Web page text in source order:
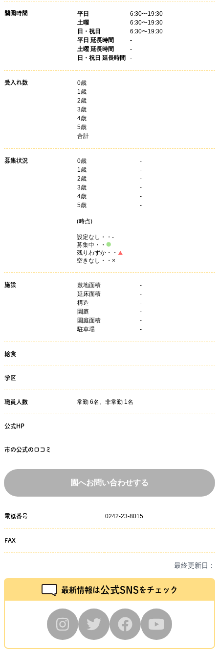
開園時間 平日
6:30〜19:30
土曜
6:30〜19:30
日・祝日
6:30〜19:30
平日 延長時間
-
土曜 延長時間
-
日・祝日 延長時間
-
受入れ数
0歳
1歳
2歳
3歳
4歳
5歳
合計
募集状況 0歳
-
1歳
-
2歳
-
3歳
-
4歳
-
5歳 -
(時点)
設定なし・・-
募集中・・
残りわずか・・
空きなし・・×
施設 敷地面積
-
延床面積
-
構造
-
園庭
-
園庭面積
-
駐車場
-
給食
学区
職員人数 常勤 6名、非常勤 1名
公式HP
市の公式の口コミ
園へお問い合わせする
電話番号 0242-23-8015
FAX
最終更新日：
最新情報は公式SNSをチェック